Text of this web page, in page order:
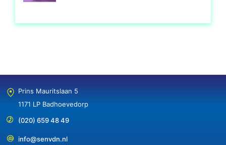
Prins Mauritslaan 5
1171 LP Badhoevedorp
(020) 659 48 49
info@senvdn.nl